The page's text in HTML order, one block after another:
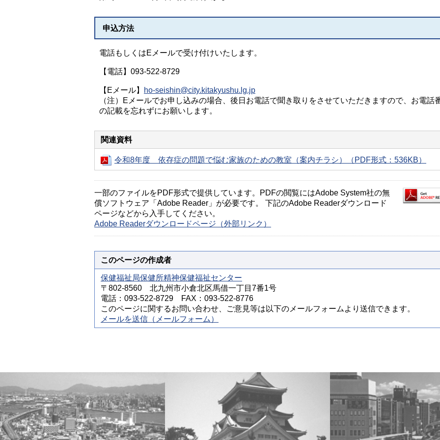
申込方法
電話もしくはEメールで受け付けいたします。
【電話】093-522-8729
【Eメール】
ho-seishin@city.kitakyushu.lg.jp
（注）Eメールでお申し込みの場合、後日お電話で聞き取りをさせていただきますので、お電話
の記載を忘れずにお願いします。
関連資料
令和8年度 依存症の問題で悩む家族のための教室（案内チラシ）（PDF形式：536KB）
一部のファイルをPDF形式で提供しています。PDFの閲覧にはAdobe System社の無
償ソフトウェア「Adobe Reader」が必要です。 下記のAdobe Readerダウンロード
ページなどから入手してください。
Adobe Readerダウンロードページ（外部リンク）
このページの作成者
保健福祉局保健所精神保健福祉センター
〒802-8560 北九州市小倉北区馬借一丁目7番1号
電話：093-522-8729 FAX：093-522-8776
このページに関するお問い合わせ、ご意見等は以下のメールフォームより送信できます。
メールを送信（メールフォーム）